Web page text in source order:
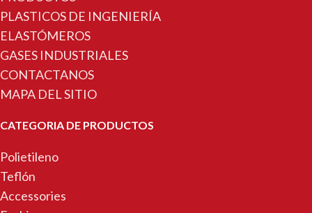
PLASTICOS DE INGENIERÍA
ELASTÓMEROS
GASES INDUSTRIALES
CONTACTANOS
MAPA DEL SITIO
CATEGORIA DE PRODUCTOS
Polietileno
Teflón
Accessories